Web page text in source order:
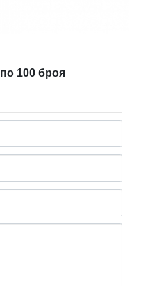
по 100 броя